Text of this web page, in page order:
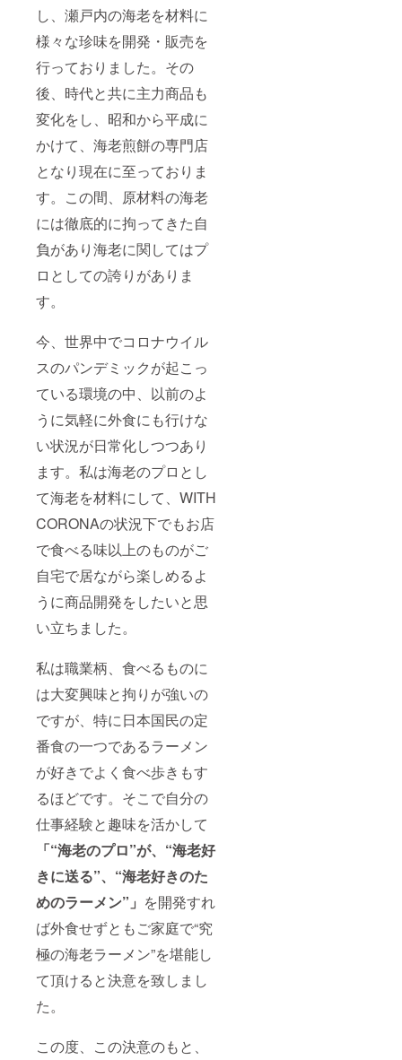
し、瀬戸内の海老を材料に
様々な珍味を開発・販売を
行っておりました。その
後、時代と共に主力商品も
変化をし、昭和から平成に
かけて、海老煎餅の専門店
となり現在に至っておりま
す。この間、原材料の海老
には徹底的に拘ってきた自
負があり海老に関してはプ
ロとしての誇りがありま
す。
今、世界中でコロナウイル
スのパンデミックが起こっ
ている環境の中、以前のよ
うに気軽に外食にも行けな
い状況が日常化しつつあり
ます。私は海老のプロとし
て海老を材料にして、WITH
CORONAの状況下でもお店
で食べる味以上のものがご
自宅で居ながら楽しめるよ
うに商品開発をしたいと思
い立ちました。
私は職業柄、食べるものに
は大変興味と拘りが強いの
ですが、特に日本国民の定
番食の一つであるラーメン
が好きでよく食べ歩きもす
るほどです。そこで自分の
仕事経験と趣味を活かして
「“海老のプロ”が、“海老好
きに送る”、“海老好きのた
めのラーメン”」 を開発すれ
ば外食せずともご家庭で“究
極の海老ラーメン”を堪能し
て頂けると決意を致しまし
た。
この度、この決意のもと、